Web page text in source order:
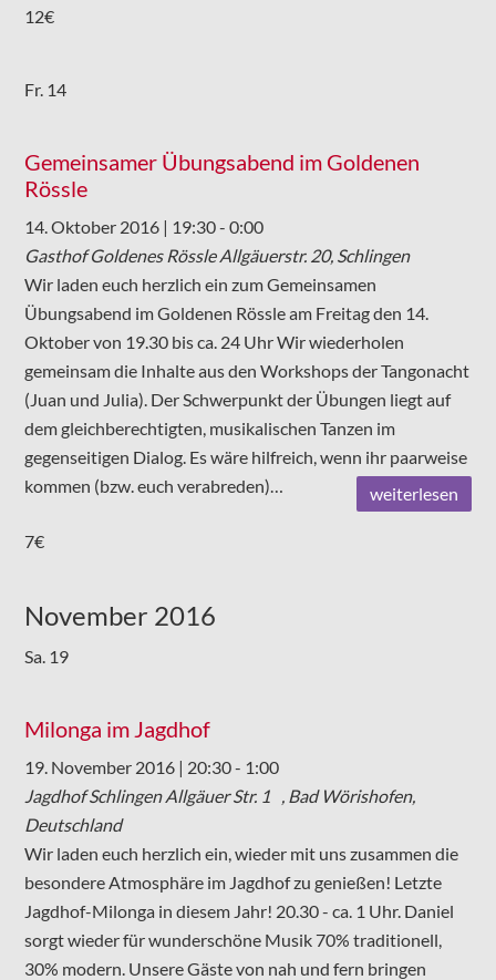
12€
Fr. 14
Gemeinsamer Übungsabend im Goldenen
Rössle
14. Oktober 2016 | 19:30-0:00
Gasthof Goldenes RössleAllgäuerstr. 20, Schlingen
Wir laden euch herzlich ein zum Gemeinsamen
Übungsabend im Goldenen Rössle am Freitag den 14.
Oktober von 19.30 bis ca. 24 Uhr Wir wiederholen
gemeinsam die Inhalte aus den Workshops der Tangonacht
(Juan und Julia). Der Schwerpunkt der Übungen liegt auf
dem gleichberechtigten, musikalischen Tanzen im
gegenseitigen Dialog. Es wäre hilfreich, wenn ihr paarweise
kommen (bzw. euch verabreden)…
weiterlesen
7€
November 2016
Sa. 19
Milonga im Jagdhof
19. November 2016 | 20:30- 1:00
Jagdhof SchlingenAllgäuer Str. 1 , Bad Wörishofen,
Deutschland
Wir laden euch herzlich ein, wieder mit uns zusammen die
besondere Atmosphäre im Jagdhof zu genießen! Letzte
Jagdhof-Milonga in diesem Jahr! 20.30 - ca. 1 Uhr. Daniel
sorgt wieder für wunderschöne Musik 70% traditionell,
30% modern. Unsere Gäste von nah und fern bringen